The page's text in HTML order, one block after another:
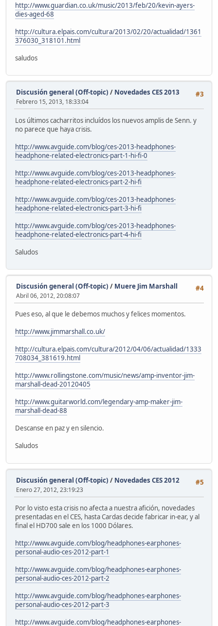
http://www.guardian.co.uk/music/2013/feb/20/kevin-ayers-
dies-aged-68
http://cultura.elpais.com/cultura/2013/02/20/actualidad/1361
376030_318101.html
saludos
#3
Discusión general (Off-topic) / Novedades CES 2013
Febrero 15, 2013, 18:33:04
Los últimos cacharritos incluídos los nuevos amplis de Senn. y
no parece que haya crisis.
http://www.avguide.com/blog/ces-2013-headphones-
headphone-related-electronics-part-1-hi-fi-0
http://www.avguide.com/blog/ces-2013-headphones-
headphone-related-electronics-part-2-hi-fi
http://www.avguide.com/blog/ces-2013-headphones-
headphone-related-electronics-part-3-hi-fi
http://www.avguide.com/blog/ces-2013-headphones-
headphone-related-electronics-part-4-hi-fi
Saludos
#4
Discusión general (Off-topic) / Muere Jim Marshall
Abril 06, 2012, 20:08:07
Pues eso, al que le debemos muchos y felices momentos.
http://www.jimmarshall.co.uk/
http://cultura.elpais.com/cultura/2012/04/06/actualidad/1333
708034_381619.html
http://www.rollingstone.com/music/news/amp-inventor-jim-
marshall-dead-20120405
http://www.guitarworld.com/legendary-amp-maker-jim-
marshall-dead-88
Descanse en paz y en silencio.
Saludos
#5
Discusión general (Off-topic) / Novedades CES 2012
Enero 27, 2012, 23:19:23
Por lo visto esta crisis no afecta a nuestra afición, novedades
presentadas en el CES, hasta Cardas decide fabricar in-ear, y al
final el HD700 sale en los 1000 Dólares.
http://www.avguide.com/blog/headphones-earphones-
personal-audio-ces-2012-part-1
http://www.avguide.com/blog/headphones-earphones-
personal-audio-ces-2012-part-2
http://www.avguide.com/blog/headphones-earphones-
personal-audio-ces-2012-part-3
http://www.avguide.com/blog/headphones-earphones-